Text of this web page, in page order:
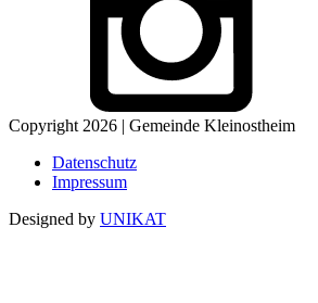
Copyright 2026 | Gemeinde Kleinostheim
Datenschutz
Impressum
Designed by UNIKAT